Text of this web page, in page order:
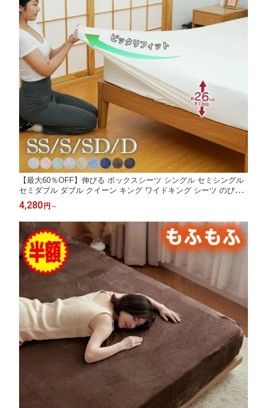
【最大60％OFF】伸びる ボックスシーツ シングル セミシングル
セミダブル ダブル クイーン キング ワイドキング シーツ のびの
び ベッドシーツ マットレスシーツ ゴム入り ベッドカバー 伸縮
マットレスカバー 速乾 通気 抗菌 無地 洗える 伸びるシーツ
4,280円 ～